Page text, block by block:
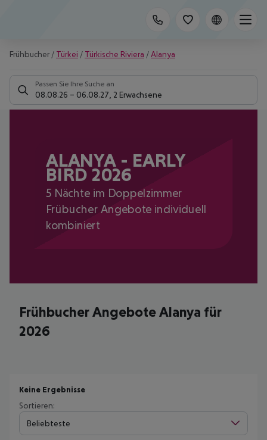
Frühbucher / Türkei / Türkische Riviera /Alanya
Passen Sie Ihre Suche an
08.08.26 – 06.08.27 2 Erwachsene
ALANYA - EARLY
BIRD 2026
5 Nächte im Doppelzimmer
Frübucher Angebote individuell
kombiniert
Frühbucher Angebote Alanya für
2026
Keine Ergebnisse
Sortieren:
Beliebteste